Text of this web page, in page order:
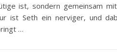
ist, sondern gemeinsam
ist Seth ein nerviger, und
…